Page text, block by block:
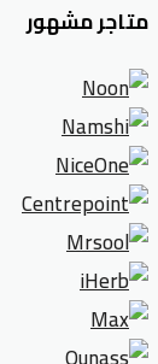
متاجر مشهور